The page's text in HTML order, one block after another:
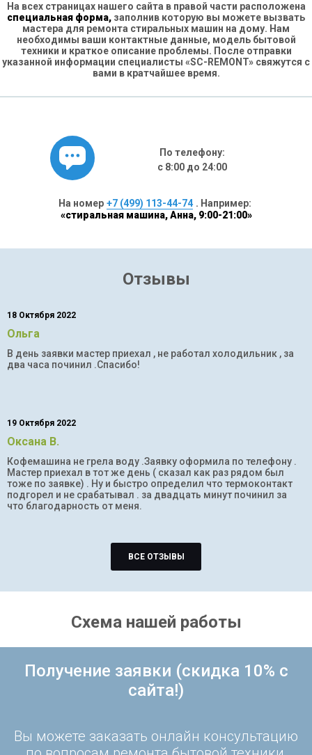
На всех страницах нашего сайта в правой части расположена
специальная форма, заполнив которую вы можете вызвать
мастера для ремонта стиральных машин на дому. Нам
необходимы ваши контактные данные, модель бытовой
техники и краткое описание проблемы. После отправки
указанной информации специалисты «SC-REMONT» свяжутся с
вами в кратчайшее время.
По телефону:
с 8:00 до 24:00
На номер +7 (499) 113-44-74 . Например:
«стиральная машина, Анна, 9:00-21:00»
Отзывы
18 Октября 2022
Ольга
В день заявки мастер приехал , не работал холодильник , за
два часа починил .Спасибо!
19 Октября 2022
Оксана В.
Кофемашина не грела воду .Заявку оформила по телефону .
Мастер приехал в тот же день ( сказал как раз рядом был
тоже по заявке) . Ну и быстро определил что термоконтакт
подгорел и не срабатывал . за двадцать минут починил за
что благодарность от меня.
ВСЕ ОТЗЫВЫ
Схема нашей работы
Получение заявки (скидка 10% с
сайта!)
Вы можете заказать онлайн консультацию